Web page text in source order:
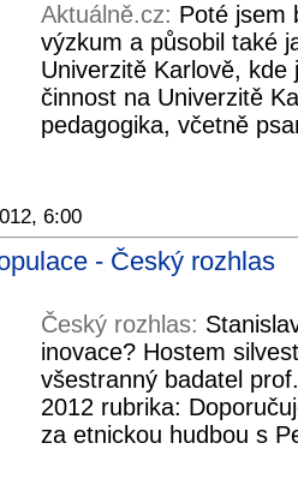
Aktuálně.cz: Poté jsem
výzkum a působil také
Univerzitě Karlově,
činnost na Univerzitě
pedagogika, včetně
6:00
- Český rozhlas
Český rozhlas:
inovace? Hostem
všestranný badatel
2012 rubrika:
za etnickou hudbou s